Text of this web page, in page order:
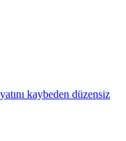
kaybeden düzensiz